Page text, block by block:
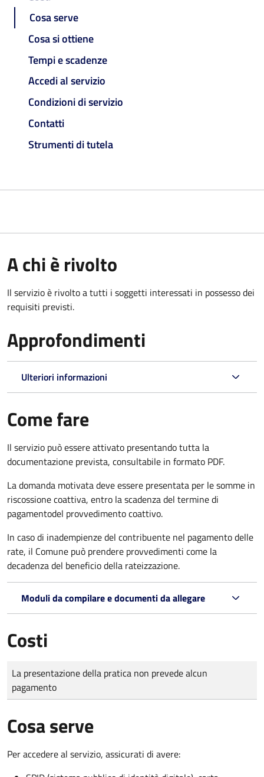
Cosa serve
Cosa si ottiene
Tempi e scadenze
Accedi al servizio
Condizioni di servizio
Contatti
Strumenti di tutela
A chi è rivolto
Il servizio è rivolto a tutti i soggetti interessati in possesso dei
requisiti previsti.
Approfondimenti
Ulteriori informazioni
Come fare
Il servizio può essere attivato presentando tutta la
documentazione prevista, consultabile in formato PDF.
La domanda motivata deve essere presentata per le somme in
riscossione coattiva, entro la scadenza del termine di
pagamentodel provvedimento coattivo.
In caso di inadempienze del contribuente nel pagamento delle
rate, il Comune può prendere provvedimenti come la
decadenzadel beneficio della rateizzazione.
Moduli da compilare e documenti da allegare
Costi
Tipo di pagamento
Importo
La presentazione della pratica non prevede alcun
pagamento
Cosa serve
Per accedere al servizio, assicurati di avere: